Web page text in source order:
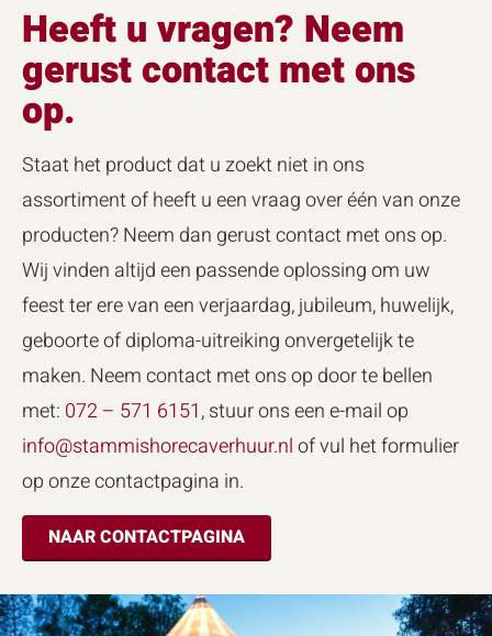
Heeft u vragen? Neem
gerust contact met ons
op.
Staat het product dat u zoekt niet in ons
assortiment of heeft u een vraag over één van onze
producten? Neem dan gerust contact met ons op.
Wij vinden altijd een passende oplossing om uw
feest ter ere van een verjaardag, jubileum, huwelijk,
geboorte of diploma-uitreiking onvergetelijk te
maken. Neem contact met ons op door te bellen
met: 072 – 571 6151, stuur ons een e-mail op
info@stammishorecaverhuur.nlof vul het formulier
op onze contactpagina in.
NAAR CONTACTPAGINA